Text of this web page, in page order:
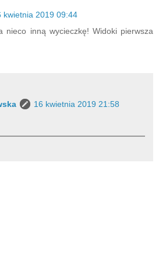
kwietnia 2019 09:44
nieco inną wycieczkę! Widoki pierwsza
16 kwietnia 2019 21:58